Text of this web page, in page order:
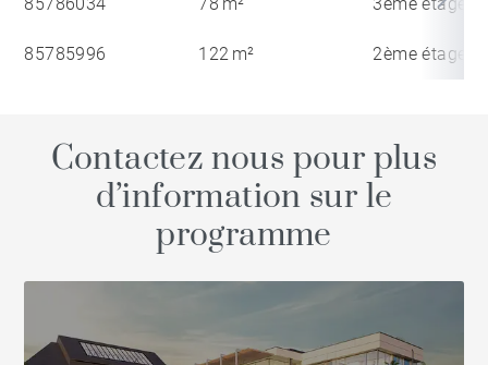
85785996 122 m² 2ème étage
Contactez nous pour plus
d’information sur le
programme